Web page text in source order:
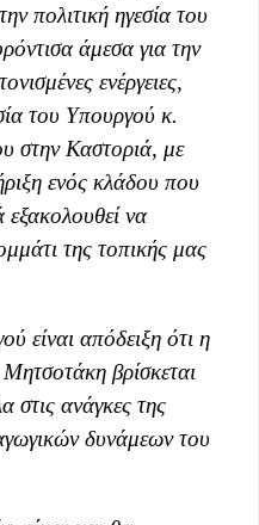
πολιτική ηγεσία του
άμεσα για την
ενέργειες,
του Υπουργού κ.
στην Καστοριά, με
ενός κλάδου που
να
της τοπικής μας
είναι απόδειξη ότι η
βρίσκεται
στις ανάγκες της
δυνάμεων του